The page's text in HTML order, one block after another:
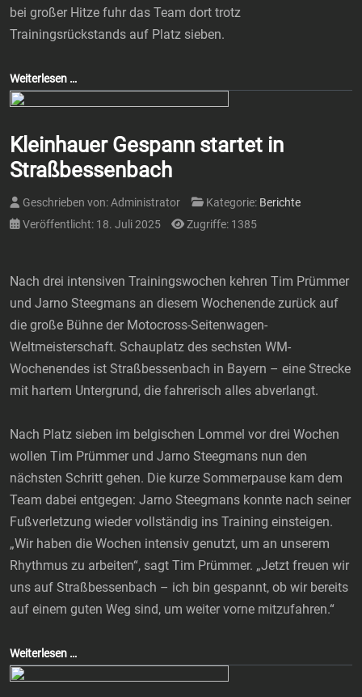
bei großer Hitze fuhr das Team dort trotz
Trainingsrückstands auf Platz sieben.
Weiterlesen …
Kleinhauer Gespann startet in
Straßbessenbach
Geschrieben von:Administrator Kategorie: Berichte
Veröffentlicht: 18. Juli 2025
Zugriffe: 1385
Nach drei intensiven Trainingswochen kehren Tim Prümmer
und Jarno Steegmans an diesem Wochenende zurück auf
die große Bühne der Motocross-Seitenwagen-
Weltmeisterschaft. Schauplatz des sechsten WM-
Wochenendes ist Straßbessenbach in Bayern – eine Strecke
mit hartem Untergrund, die fahrerisch alles abverlangt.
Nach Platz sieben im belgischen Lommel vor drei Wochen
wollen Tim Prümmer und Jarno Steegmans nun den
nächsten Schritt gehen. Die kurze Sommerpause kam dem
Team dabei entgegen: Jarno Steegmans konnte nach seiner
Fußverletzung wieder vollständig ins Training einsteigen.
„Wir haben die Wochen intensiv genutzt, um an unserem
Rhythmus zu arbeiten“, sagt Tim Prümmer. „Jetzt freuen wir
uns auf Straßbessenbach – ich bin gespannt, ob wir bereits
auf einem guten Weg sind, um weiter vorne mitzufahren.“
Weiterlesen …